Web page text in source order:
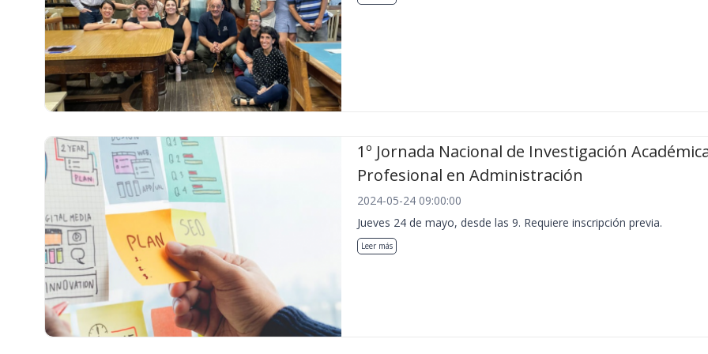
1º Jornada Nacional de Investigación
Profesional en Administración
2024-05-24 09:00:00
Jueves 24 de mayo, desde las 9. Requiere inscripción previa.
Leer más